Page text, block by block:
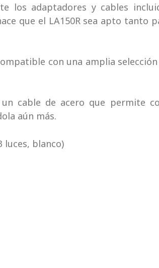
los adaptadores y cables
que el LA150R sea apto tanto
con una amplia
cable de acero que permite
aún más.
luces, blanco)